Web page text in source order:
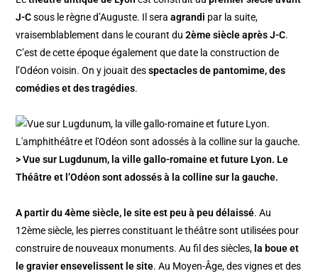
J-Csous le règne d’Auguste. Il seraagrandi par la suite,
vraisemblablement dans le courant du2ème siècle après J-C.
C’est de cette époque également que date la construction de
l’Odéon voisin. On y jouait desspectacles de pantomime, des
comédies et des tragédies.
> Vue sur Lugdunum, la ville gallo-romaine et future Lyon. Le
Théâtre et l’Odéon sont adossés à la colline sur la gauche.
A partir du 4ème siècle, le site est peu à peu délaissé. Au
12ème siècle, les pierres constituant le théâtre sont utilisées pour
construire de nouveaux monuments. Au fil des siècles, la boue et
le gravier ensevelissent le site. Au Moyen-Âge, des vignes et des